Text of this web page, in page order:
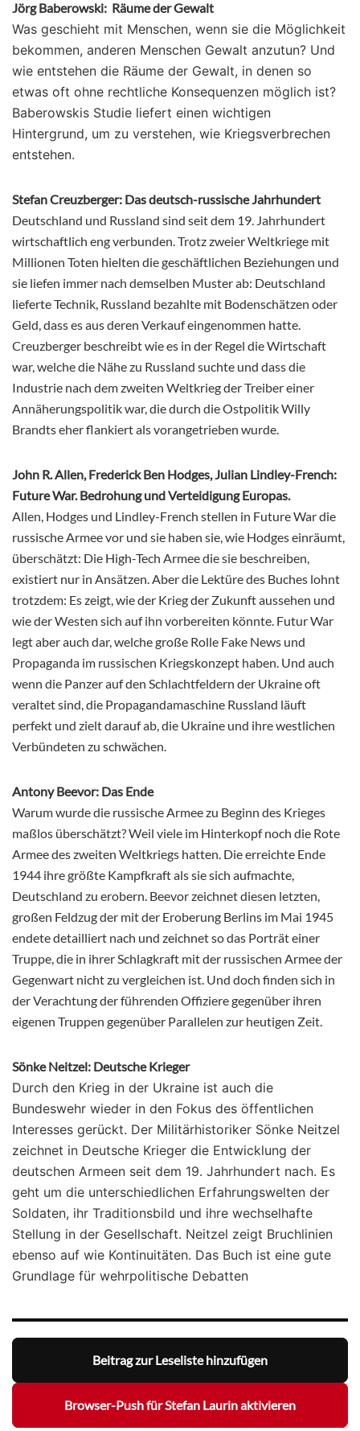
Jörg Baberowski: Räume der Gewalt
Was geschieht mit Menschen, wenn sie die Möglichkeit
bekommen, anderen Menschen Gewalt anzutun? Und
wie entstehen die Räume der Gewalt, in denen so
etwas oft ohne rechtliche Konsequenzen möglich ist?
Baberowskis Studie liefert einen wichtigen
Hintergrund, um zu verstehen, wie Kriegsverbrechen
entstehen.
Stefan Creuzberger: Das deutsch-russische Jahrhundert
Deutschland und Russland sind seit dem 19. Jahrhundert
wirtschaftlich eng verbunden. Trotz zweier Weltkriege mit
Millionen Toten hielten die geschäftlichen Beziehungen und
sie liefen immer nach demselben Muster ab: Deutschland
lieferte Technik, Russland bezahlte mit Bodenschätzen oder
Geld, dass es aus deren Verkauf eingenommen hatte.
Creuzberger beschreibt wie es in der Regel die Wirtschaft
war, welche die Nähe zu Russland suchte und dass die
Industrie nach dem zweiten Weltkrieg der Treiber einer
Annäherungspolitik war, die durch die Ostpolitik Willy
Brandts eher flankiert als vorangetrieben wurde.
John R. Allen, Frederick Ben Hodges, Julian Lindley-French:
Future War. Bedrohung und Verteidigung Europas.
Allen, Hodges und Lindley-French stellen in Future War die
russische Armee vor und sie haben sie, wie Hodges einräumt,
überschätzt: Die High-Tech Armee die sie beschreiben,
existiert nur in Ansätzen. Aber die Lektüre des Buches lohnt
trotzdem: Es zeigt, wie der Krieg der Zukunft aussehen und
wie der Westen sich auf ihn vorbereiten könnte. Futur War
legt aber auch dar, welche große Rolle Fake News und
Propaganda im russischen Kriegskonzept haben. Und auch
wenn die Panzer auf den Schlachtfeldern der Ukraine oft
veraltet sind, die Propagandamaschine Russland läuft
perfekt und zielt darauf ab, die Ukraine und ihre westlichen
Verbündeten zu schwächen.
Antony Beevor: Das Ende
Warum wurde die russische Armee zu Beginn des Krieges
maßlos überschätzt? Weil viele im Hinterkopf noch die Rote
Armee des zweiten Weltkriegs hatten. Die erreichte Ende
1944 ihre größte Kampfkraft als sie sich aufmachte,
Deutschland zu erobern. Beevor zeichnet diesen letzten,
großen Feldzug der mit der Eroberung Berlins im Mai 1945
endete detailliert nach und zeichnet so das Porträt einer
Truppe, die in ihrer Schlagkraft mit der russischen Armee der
Gegenwart nicht zu vergleichen ist. Und doch finden sich in
der Verachtung der führenden Offiziere gegenüber ihren
eigenen Truppen gegenüber Parallelen zur heutigen Zeit.
Sönke Neitzel: Deutsche Krieger
Durch den Krieg in der Ukraine ist auch die
Bundeswehr wieder in den Fokus des öffentlichen
Interesses gerückt. Der Militärhistoriker Sönke Neitzel
zeichnet in Deutsche Krieger die Entwicklung der
deutschen Armeen seit dem 19. Jahrhundert nach. Es
geht um die unterschiedlichen Erfahrungswelten der
Soldaten, ihr Traditionsbild und ihre wechselhafte
Stellung in der Gesellschaft. Neitzel zeigt Bruchlinien
ebenso auf wie Kontinuitäten. Das Buch ist eine gute
Grundlage für wehrpolitische Debatten
Beitrag zur Leseliste hinzufügen
Browser-Push für Stefan Laurin aktivieren